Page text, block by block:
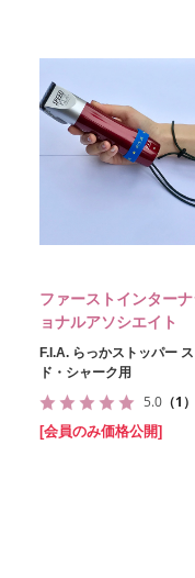
ファーストインター
ョナルアソシエイト
F.I.A. らっかストッパー
ド・シャーク用
5.0 （1）
[会員のみ価格公開]